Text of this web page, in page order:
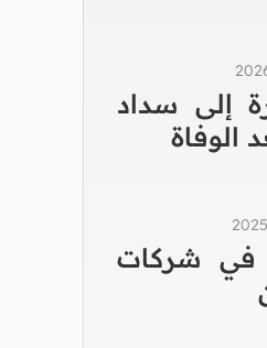
إلى سداد
الوفاة
في شركات